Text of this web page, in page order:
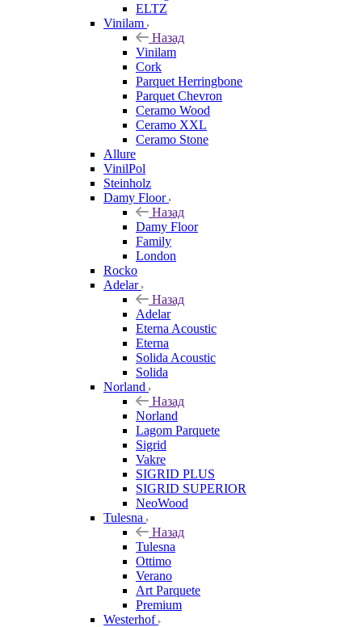
ELTZ
Vinilam
Назад
Vinilam
Cork
Parquet Herringbone
Parquet Chevron
Ceramo Wood
Ceramo XXL
Ceramo Stone
Allure
VinilPol
Steinholz
Damy Floor
Назад
Damy Floor
Family
London
Rocko
Adelar
Назад
Adelar
Eterna Acoustic
Eterna
Solida Acoustic
Solida
Norland
Назад
Norland
Lagom Parquete
Sigrid
Vakre
SIGRID PLUS
SIGRID SUPERIOR
NeoWood
Tulesna
Назад
Tulesna
Ottimo
Verano
Art Parquete
Premium
Westerhof